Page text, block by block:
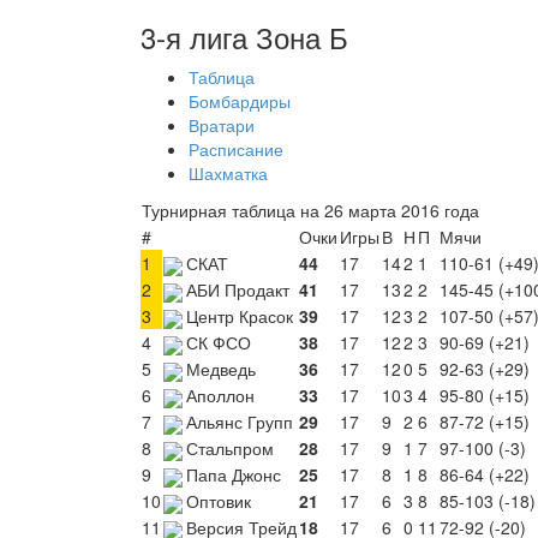
3-я лига Зона Б
Таблица
Бомбардиры
Вратари
Расписание
Шахматка
Турнирная таблица на 26 марта 2016 года
#
Очки Игры В Н П Мячи
1
СКАТ 44 17 142 1
110-61 (+49)
2
АБИ Продакт 41 17 132 2 145-45
3
Центр Красок 39 17 123 2 107-50 (+57)
4
СК ФСО 38 17 122 3 90-69 (+21)
5
Медведь 36 17 120 5 92-63 (+29)
6
Аполлон 33 17 103 4 95-80 (+15)
7
Альянс Групп 29 17 9 2 6 87-72 (+15)
8
Стальпром 28 17 9 1 7 97-100 (-3)
9
Папа Джонс 25 17 8 1 8 86-64 (+22)
10
Оптовик 21 17 6 3 8 85-103 (-18)
11
Версия Трейд18 17 6 0 11 72-92 (-20)